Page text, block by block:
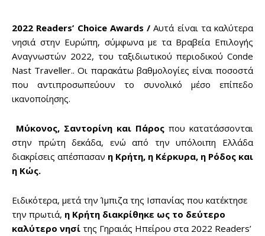
2022 Readers’ Choice Awards /Αυτά είναι τα καλύτερα
νησιά στην Ευρώπη, σύμφωνα με τα Βραβεία Επιλογής
Αναγνωστών 2022, του ταξιδιωτικού περιοδικού Conde
Nast Traveller.. Οι παρακάτω βαθμολογίες είναι ποσοστά
που αντιπροσωπεύουν το συνολικό μέσο επίπεδο
ικανοποίησης.
Μύκονος, Σαντορίνη και Πάρος που κατατάσσονται
στην πρώτη δεκάδα, ενώ από την υπόλοιπη Ελλάδα
διακρίσεις απέσπασαν η Κρήτη, η Κέρκυρα, η Ρόδος και
η Κώς.
Ειδικότερα, μετά την Ίμπιζα της Ισπανίας που κατέκτησε
την πρωτιά, η Κρήτη διακρίθηκε ως το δεύτερο
καλύτερο νησί της Γηραιάς Ηπείρου στα 2022 Readers’